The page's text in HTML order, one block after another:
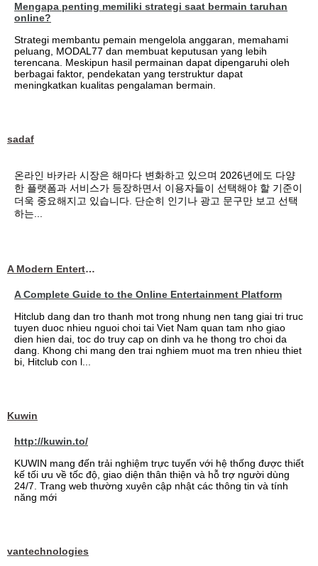
Mengapa penting memiliki strategi saat bermain taruhan
online?
Strategi membantu pemain mengelola anggaran, memahami
peluang, MODAL77 dan membuat keputusan yang lebih
terencana. Meskipun hasil permainan dapat dipengaruhi oleh
berbagai faktor, pendekatan yang terstruktur dapat
meningkatkan kualitas pengalaman bermain.
sadaf
온라인 바카라 시장은 해마다 변화하고 있으며 2026년에도 다양
한 플랫폼과 서비스가 등장하면서 이용자들이 선택해야 할 기준이
더욱 중요해지고 있습니다. 단순히 인기나 광고 문구만 보고 선택
하는...
A Modern Entertainment Platform Bringing
A Complete Guide to the Online Entertainment Platform
Hitclub dang dan tro thanh mot trong nhung nen tang giai tri truc
tuyen duoc nhieu nguoi choi tai Viet Nam quan tam nho giao
dien hien dai, toc do truy cap on dinh va he thong tro choi da
dang. Khong chi mang den trai nghiem muot ma tren nhieu thiet
bi, Hitclub con l...
Kuwin
http://kuwin.to/
KUWIN mang đến trải nghiệm trực tuyến với hệ thống được thiết
kế tối ưu về tốc độ, giao diện thân thiện và hỗ trợ người dùng
24/7. Trang web thường xuyên cập nhật các thông tin và tính
năng mới
vantechnologies